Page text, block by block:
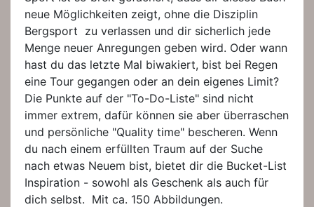
neue Möglichkeiten zeigt, ohne die Disziplin
Bergsport zu verlassen und dir sicherlich jede
Menge neuer Anregungen geben wird. Oder wann
hast du das letzte Mal biwakiert, bist bei Regen
eine Tour gegangen oder an dein eigenes Limit?
Die Punkte auf der "To-Do-Liste" sind nicht
immer extrem, dafür können sie aber überraschen
und persönliche "Quality time" bescheren. Wenn
du nach einem erfüllten Traum auf der Suche
nach etwas Neuem bist, bietet dir die Bucket-List
Inspiration - sowohl als Geschenk als auch für
dich selbst. Mit ca. 150 Abbildungen.